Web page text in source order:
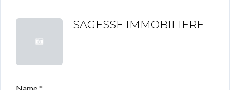
SAGESSE IMMOBILIERE
Name *